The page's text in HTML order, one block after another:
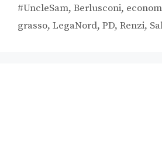
#UncleSam, Berlusconi,
grasso, LegaNord, PD, Renzi,